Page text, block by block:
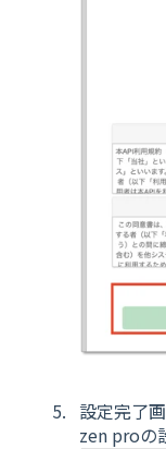
設定完了
zen proの